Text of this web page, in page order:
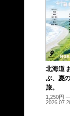
北海道
ぶ、夏
旅。
1,250円